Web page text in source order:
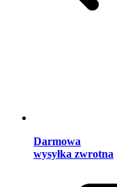
Darmowa
wysyłka zwrotna